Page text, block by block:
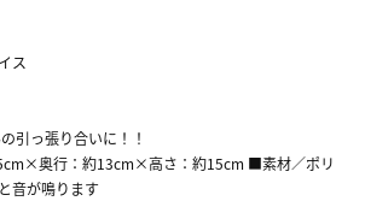
ス
引っ張り合いに！！
奥行：約13cm×高さ：約15cm ■素材／ポリ
音が鳴ります